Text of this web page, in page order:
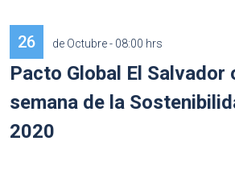
26 de Octubre - 08:00 hrs
Pacto Global El Salvador
semana de la
2020